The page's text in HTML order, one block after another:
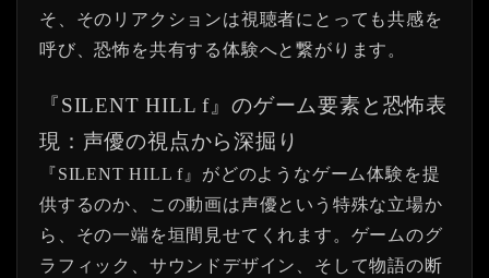
そ、そのリアクションは視聴者にとっても共感を
呼び、恐怖を共有する体験へと繋がります。
『SILENT HILL f』のゲーム要素と恐怖表
現：声優の視点から深掘り
『SILENT HILL f』がどのようなゲーム体験を提
供するのか、この動画は声優という特殊な立場か
ら、その一端を垣間見せてくれます。ゲームのグ
ラフィック、サウンドデザイン、そして物語の断